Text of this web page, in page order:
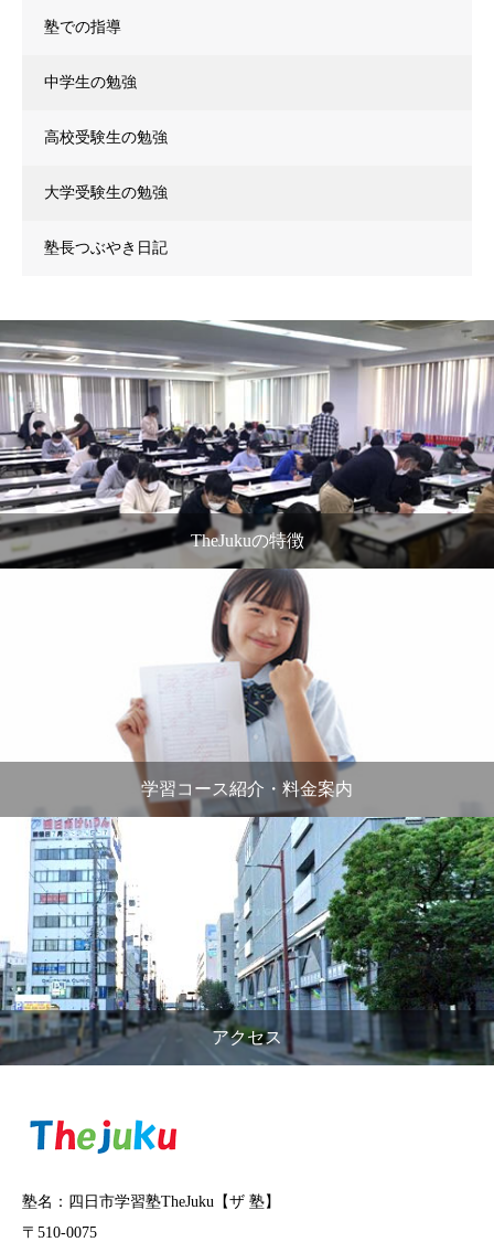
塾での指導
中学生の勉強
高校受験生の勉強
大学受験生の勉強
塾長つぶやき日記
TheJukuの特徴
学習コース紹介・料金案内
アクセス
塾名：四日市学習塾TheJuku【ザ 塾】
〒510-0075